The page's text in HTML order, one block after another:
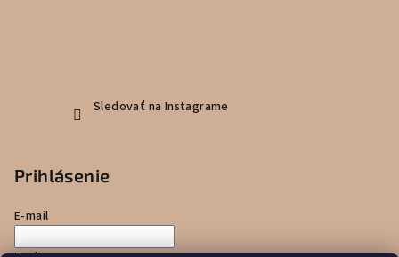
Sledovať na Instagrame
Prihlásenie
E-mail